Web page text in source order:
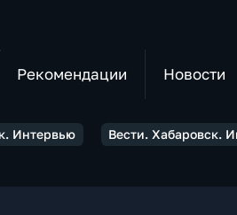
Рекомендации Новости
Интервью Вести. Хабаровск.